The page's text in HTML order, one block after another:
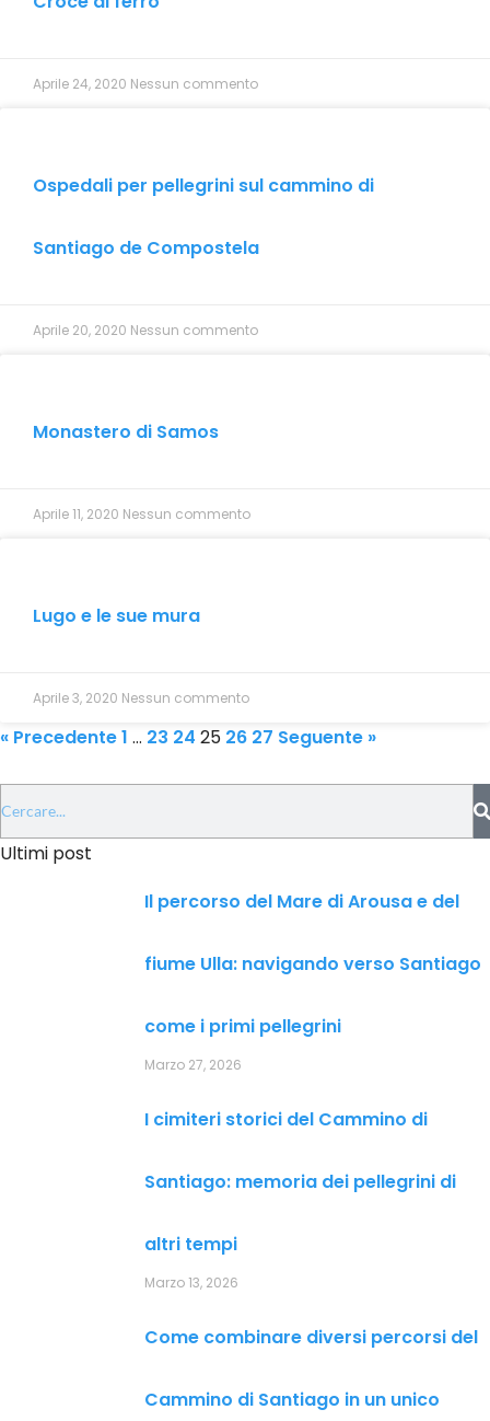
Aprile 24, 2020 Nessun commento
Ospedali per pellegrini sul cammino di
Santiago de Compostela
Aprile 20, 2020 Nessun commento
Monastero di Samos
Aprile 11, 2020 Nessun commento
Lugo e le sue mura
Aprile 3, 2020 Nessun commento
« Precedente1 … 23 24 25 26 27 Seguente »
Ultimi post
Il percorso del Mare di Arousa e del
fiume Ulla: navigando verso Santiago
come i primi pellegrini
Marzo 27, 2026
I cimiteri storici del Cammino di
Santiago: memoria dei pellegrini di
altri tempi
Marzo 13, 2026
Come combinare diversi percorsi del
Cammino di Santiago in un unico